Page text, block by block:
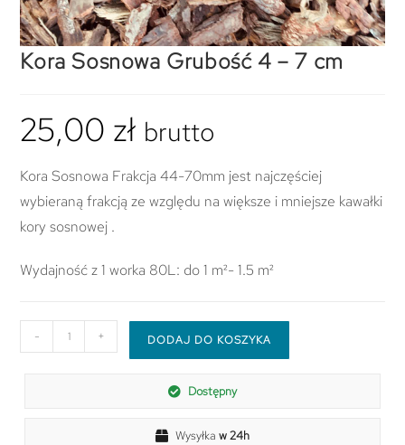
Kora Sosnowa Grubość 4 – 7 cm
25,00 zł brutto
Kora Sosnowa Frakcja 44-70mm jest najczęściej
wybieraną frakcją ze względu na większe i mniejsze kawałki
kory sosnowej .
Wydajność z 1 worka 80L: do 1 m²- 1.5 m²
- + DODAJ DO KOSZYKA
Dostępny
Wysyłkaw 24h